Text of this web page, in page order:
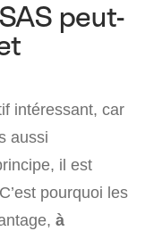
peut-
intéressant, car
aussi
il est
pourquoi les
à